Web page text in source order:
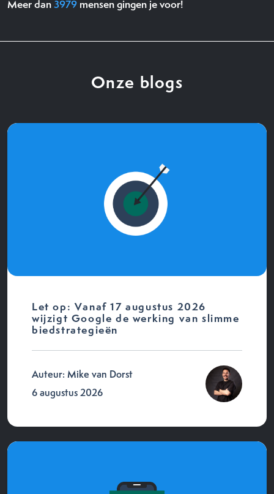
Meer dan3979 mensen gingen je voor!
Onze blogs
Let op: Vanaf 17 augustus 2026
wijzigt Google de werking van slimme
biedstrategieën
Auteur: Mike van Dorst
6 augustus 2026